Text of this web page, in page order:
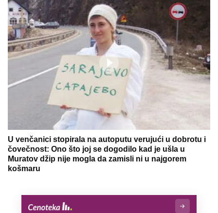
U venčanici stopirala na autoputu verujući u dobrotu i
čovečnost: Ono što joj se dogodilo kad je ušla u
Muratov džip nije mogla da zamisli ni u najgorem
košmaru